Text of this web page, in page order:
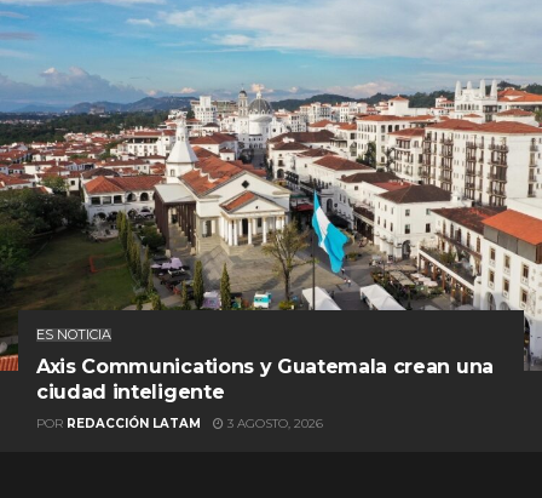
ES NOTICIA
Axis Communications y Guatemala crean una
ciudad inteligente
POR REDACCIÓN LATAM 3 AGOSTO, 2026